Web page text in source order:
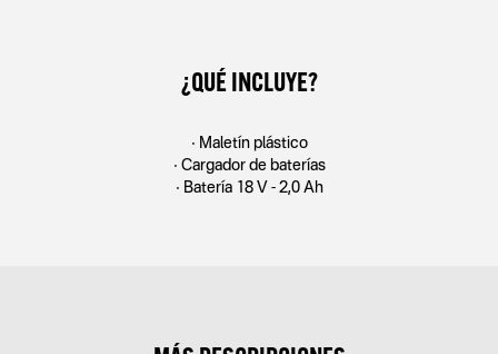
¿QUÉ INCLUYE?
• Maletín plástico
• Cargador de baterías
• Batería 18 V - 2,0 Ah